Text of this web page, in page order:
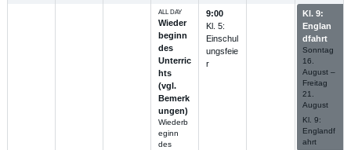
ALL DAY
Wieder
beginn
des
Unterric
hts
(vgl.
Bemerk
ungen)
Wiederb
eginn
des
9:00
Kl. 5:
Einschul
ungsfeie
r
Kl. 9:
Englan
dfahrt
Sonntag
16.
August–
Freitag
21.
August
Kl. 9:
Englandf
ahrt